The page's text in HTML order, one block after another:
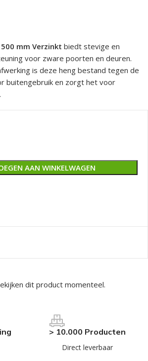
mm Verzinkt biedt stevige en
voor zware poorten en deuren.
is deze heng bestand tegen de
buitengebruik en zorgt het voor
AAN WINKELWAGEN
dit product momenteel.
> 10.000 Producten
Direct leverbaar